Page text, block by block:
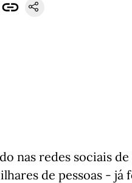
nas redes sociais
de pessoas - já